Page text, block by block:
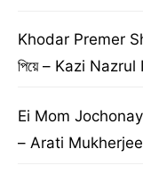
Khodar Premer
পিয়ে – Kazi Nazrul
Ei Mom
– Arati Mukherjee